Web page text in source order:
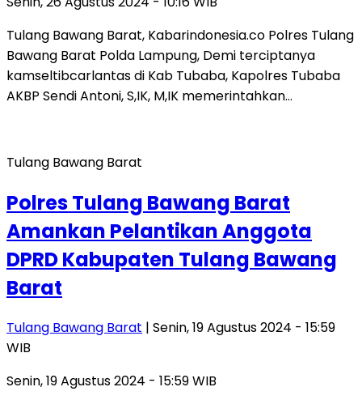
Tulang Bawang Barat, Kabarindonesia.co Polres Tulang
Bawang Barat Polda Lampung, Demi terciptanya
kamseltibcarlantas di Kab Tubaba, Kapolres Tubaba
AKBP Sendi Antoni, S,IK, M,IK memerintahkan…
Tulang Bawang Barat
Polres Tulang Bawang Barat
Amankan Pelantikan Anggota
DPRD Kabupaten Tulang Bawang
Barat
Tulang Bawang Barat | Senin, 19 Agustus 2024 - 15:59
WIB
Senin, 19 Agustus 2024 - 15:59 WIB